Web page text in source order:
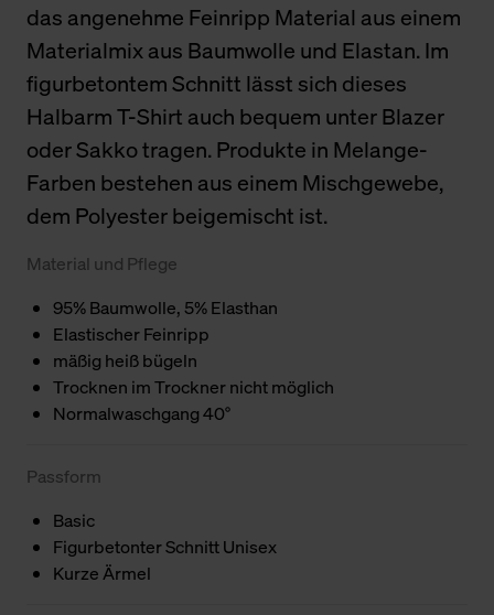
das angenehme Feinripp Material aus einem
Materialmix aus Baumwolle und Elastan. Im
figurbetontem Schnitt lässt sich dieses
Halbarm T-Shirt auch bequem unter Blazer
oder Sakko tragen. Produkte in Melange-
Farben bestehen aus einem Mischgewebe,
dem Polyester beigemischt ist.
Material und Pflege
95% Baumwolle, 5% Elasthan
Elastischer Feinripp
mäßig heiß bügeln
Trocknen im Trockner nicht möglich
Normalwaschgang 40°
Passform
Basic
Figurbetonter Schnitt Unisex
Kurze Ärmel